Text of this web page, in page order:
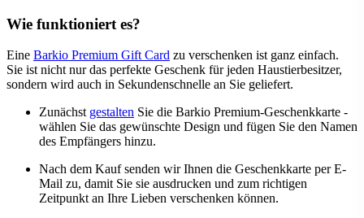
Wie funktioniert es?
Eine Barkio Premium Gift Card zu verschenken ist ganz einfach.
Sie ist nicht nur das perfekte Geschenk für jeden Haustierbesitzer,
sondern wird auch in Sekundenschnelle an Sie geliefert.
Zunächst gestalten Sie die Barkio Premium-Geschenkkarte -
wählen Sie das gewünschte Design und fügen Sie den Namen
des Empfängers hinzu.
Nach dem Kauf senden wir Ihnen die Geschenkkarte per E-
Mail zu, damit Sie sie ausdrucken und zum richtigen
Zeitpunkt an Ihre Lieben verschenken können.